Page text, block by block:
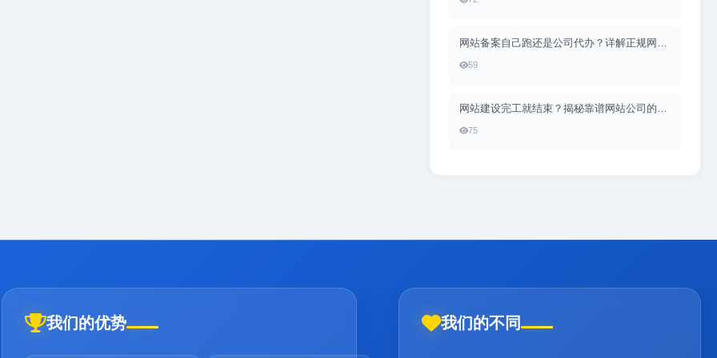
网站备案自己跑还是公司代办？详解正规网站建设公司的备案全流程服务（含小二CMS备案实战）
59
网站建设完工就结束？揭秘靠谱网站公司的售后服务清单（含小二CMS实战解读）
75
我们的优势 我们的不同